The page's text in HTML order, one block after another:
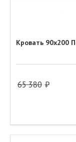
Кровать 90х200
65 380